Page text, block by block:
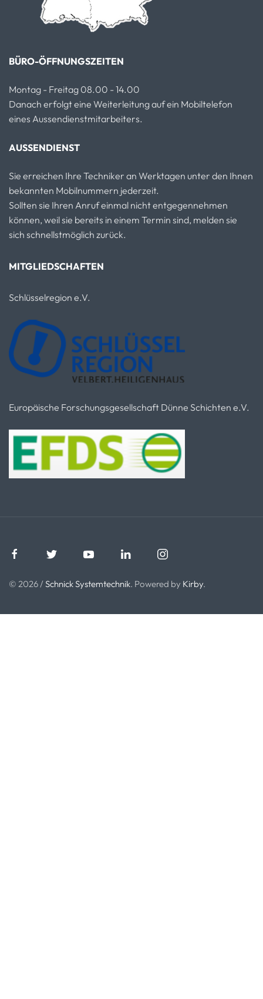
BÜRO-ÖFFNUNGSZEITEN
Montag - Freitag 08.00 - 14.00
Danach erfolgt eine Weiterleitung auf ein Mobiltelefon
eines Aussendienstmitarbeiters.
AUSSENDIENST
Sie erreichen Ihre Techniker an Werktagen unter den Ihnen
bekannten Mobilnummern jederzeit.
Sollten sie Ihren Anruf einmal nicht entgegennehmen
können, weil sie bereits in einem Termin sind, melden sie
sich schnellstmöglich zurück.
MITGLIEDSCHAFTEN
Schlüsselregion e.V.
Europäische Forschungsgesellschaft Dünne Schichten e.V.
© 2026 /Schnick Systemtechnik. Powered by Kirby.